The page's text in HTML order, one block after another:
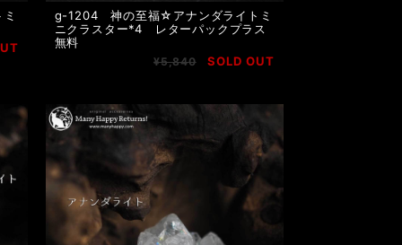
g-1204 神の至福☆アナンダライトミ
ニクラスター*4 レターパックプラス
無料
¥5,840 SOLD OUT